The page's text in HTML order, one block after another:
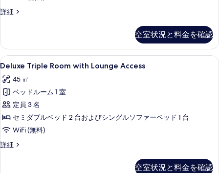
る
の
て
の
写
真
を
表
示
す
る
詳細
Deluxe
with
Lounge
Access
詳
細
空室状況と料金を確認
Deluxe
Triple
Room
with
Lounge
Access
の
す
セーフティボックス (室内)、デスク
7
Deluxe Triple Room with Lounge Access
45 ㎡
ベッドルーム 1 室
定員 3 名
セミダブルベッド 2 台およびシングルソファーベッド 1 台
WiFi (無料)
詳細
Deluxe
空室状況と料金を確認